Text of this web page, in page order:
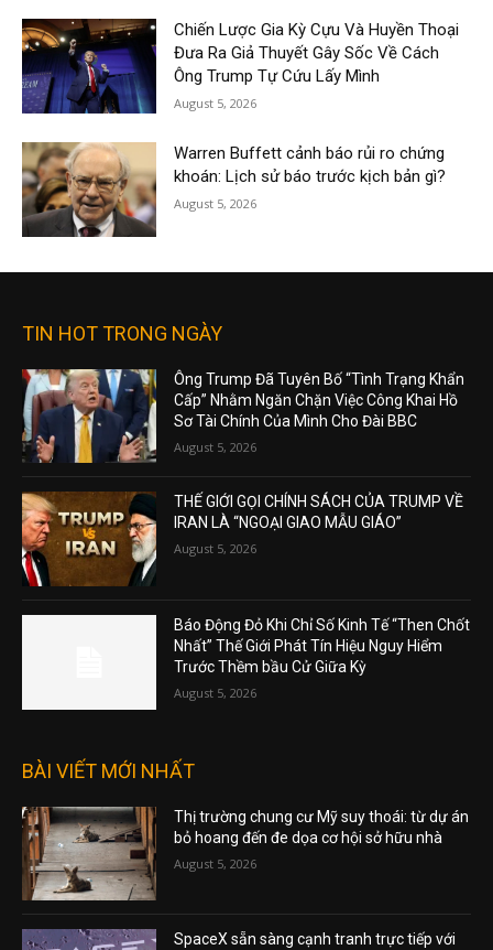
Chiến Lược Gia Kỳ Cựu Và Huyền Thoại
Đưa Ra Giả Thuyết Gây Sốc Về Cách
Ông Trump Tự Cứu Lấy Mình
August 5, 2026
Warren Buffett cảnh báo rủi ro chứng
khoán: Lịch sử báo trước kịch bản gì?
August 5, 2026
TIN HOT TRONG NGÀY
Ông Trump Đã Tuyên Bố “Tình Trạng Khẩn
Cấp” Nhằm Ngăn Chặn Việc Công Khai Hồ
Sơ Tài Chính Của Mình Cho Đài BBC
August 5, 2026
THẾ GIỚI GỌI CHÍNH SÁCH CỦA TRUMP VỀ
IRAN LÀ “NGOẠI GIAO MẪU GIÁO”
August 5, 2026
Báo Động Đỏ Khi Chỉ Số Kinh Tế “Then Chốt
Nhất” Thế Giới Phát Tín Hiệu Nguy Hiểm
Trước Thềm bầu Cử Giữa Kỳ
August 5, 2026
BÀI VIẾT MỚI NHẤT
Thị trường chung cư Mỹ suy thoái: từ dự án
bỏ hoang đến đe dọa cơ hội sở hữu nhà
August 5, 2026
SpaceX sẵn sàng cạnh tranh trực tiếp với